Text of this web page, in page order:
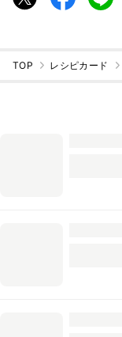
TOP レシピカード